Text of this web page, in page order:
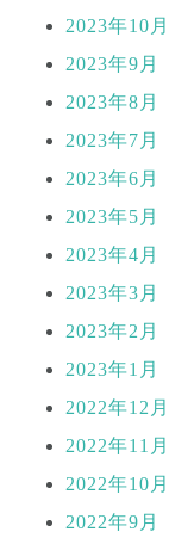
2023年10月
2023年9月
2023年8月
2023年7月
2023年6月
2023年5月
2023年4月
2023年3月
2023年2月
2023年1月
2022年12月
2022年11月
2022年10月
2022年9月